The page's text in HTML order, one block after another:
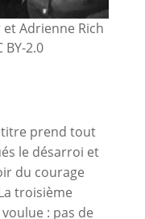
Adrienne Rich
BY-2.0
titre prend tout
le désarroi et
du courage
troisième
: pas de